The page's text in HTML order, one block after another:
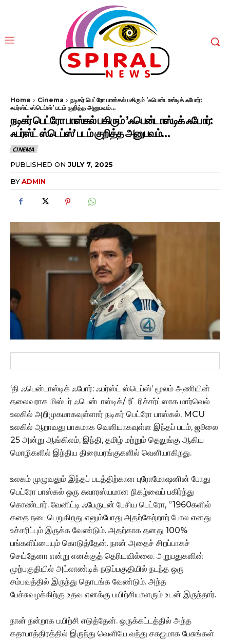
Home Cinema
நடிகர் பெட்ரோ பாஸ்கல் பகிரும் ’ஃபென்டாஸ்டிக் ஃபோர்:
ஃபர்ஸ்ட் ஸ்டெப்ஸ்’ படம் குறித்த அனுபவம்...
நடிகர் பெட்ரோ பாஸ்கல் பகிரும் ’ஃபென்டாஸ்டிக் ஃபோர்:
ஃபர்ஸ்ட் ஸ்டெப்ஸ்’ படம் குறித்த அனுபவம்…
CINEMA
PUBLISHED ON JULY 7, 2025
BYADMIN
‘தி ஃபென்டாஸ்டிக் ஃபோர்: ஃபர்ஸ்ட் ஸ்டெப்ஸ்’ மூலம் அணியின்
தலைவராக மிஸ்டர் ஃபென்டாஸ்டிக்/ ரீட் ரிச்சர்ட்ஸாக மார்வெல்
உலகில் அறிமுகமாகவுள்ளார் நடிகர் பெட்ரோ பாஸ்கல். MCU
உலகில் ஆறாவது பாகமாக வெளியாகவுள்ள இந்தப் படம், ஜூலை
25 அன்று ஆங்கிலம், இந்தி, தமிழ் மற்றும் தெலுங்கு ஆகிய
மொழிகளில் இந்திய திரையரங்குகளில் வெளியாகிறது.
உலகம் முழுவதும் இந்தப் படத்திற்கான புரோமோஷனின் போது
பெட்ரோ பாஸ்கல் ஒரு சுவாரஸ்யமான நிகழ்வைப் பகிர்ந்து
கொண்டார். வேனிட்டி ஃபேருடன் பேசிய பெட்ரோ, ”1960களில்
கதை நடைபெறுகிறது எனும்போது அதற்கேற்றாற் போல எனது
உச்சரிப்பும் இருக்க வேண்டும். அதற்காக தனது 100%
பங்களிப்பையும் கொடுத்தேன். நான் அதைச் சிறப்பாகச்
செய்தேனா என்று எனக்குத் தெரியவில்லை. அறுபதுகளின்
முற்பகுதியில் அட்லாண்டிக் நடுப்பகுதியில் நடந்த ஒரு
சம்பவத்தில் இருந்து தொடங்க வேண்டும். அந்த
பேச்சுவழக்கிற்கு உதவ எனக்கு பயிற்சியாளரும் உடன் இருந்தார்.
நான் நன்றாக பயிற்சி எடுத்தேன். ஒருக்கட்டத்தில் அந்த
கதாபாத்திரத்தில் இருந்து வெளியே வந்து சகஜமாக பேசுங்கள்